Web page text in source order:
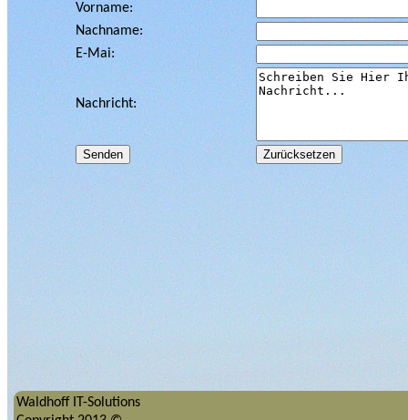
Vorname:
Nachname:
E-Mai:
Nachricht:
Waldhoff IT-Solutions